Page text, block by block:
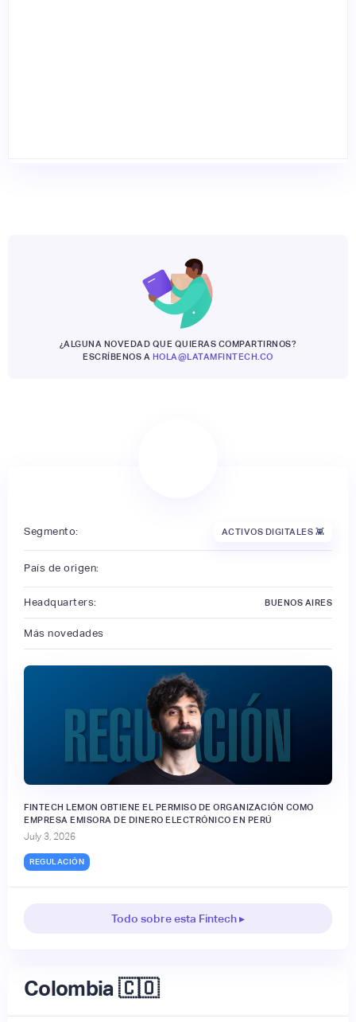
¿ALGUNA NOVEDAD QUE QUIERAS COMPARTIRNOS?
ESCRÍBENOS A HOLA@LATAMFINTECH.CO
Segmento: ACTIVOS DIGITALES 👾
País de origen:
Headquarters: BUENOS AIRES
Más novedades
FINTECH LEMON OBTIENE EL PERMISO DE ORGANIZACIÓN COMO
EMPRESA EMISORA DE DINERO ELECTRÓNICO EN PERÚ
July 3, 2026
REGULACIÓN
Todo sobre esta Fintech ▸
Colombia 🇨🇴